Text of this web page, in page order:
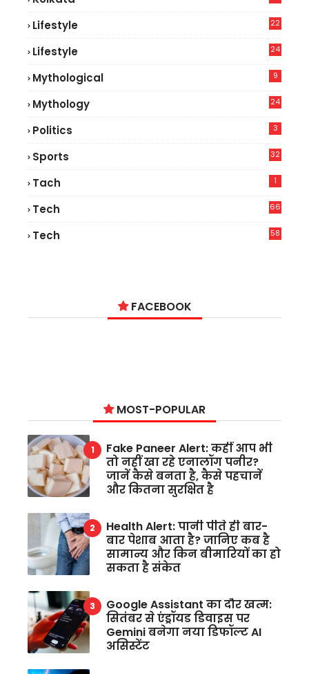
Lifestyle
22
Lifestyle
24
Mythological 9
Mythology 24
Politics 3
Sports 32
Tach 1
Tech
66
Tech
58
FACEBOOK
MOST-POPULAR
Fake Paneer Alert: कहीं आप भी
तो नहीं खा रहे एनालॉग पनीर?
जानें कैसे बनता है, कैसे पहचानें
और कितना सुरक्षित है
Health Alert: पानी पीते ही बार-
बार पेशाब आता है? जानिए कब है
सामान्य और किन बीमारियों का हो
सकता है संकेत
Google Assistant का दौर खत्म:
सितंबर से एंड्रॉयड डिवाइस पर
Gemini बनेगा नया डिफॉल्ट AI
असिस्टेंट